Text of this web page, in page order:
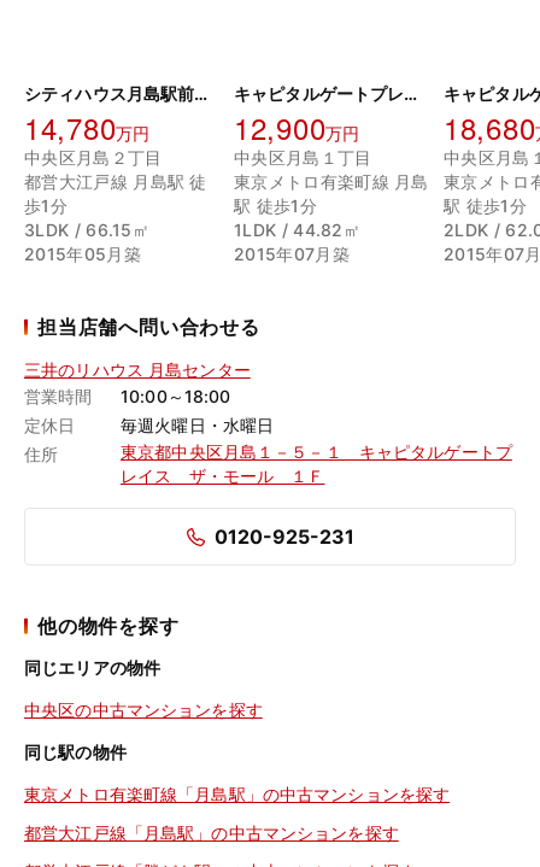
シティハウス月島駅前レジデンスコート
14,780万円
中央区月島２丁目
都営大江戸線 月島駅 徒
歩1分
3LDK / 66.15㎡
2015年05月築
キャピタルゲートプレイスザ・タワー
12,900万円
中央区月島１丁目
東京メトロ有楽町線 月島
駅 徒歩1分
1LDK / 44.82㎡
2015年07月築
18,680
中央区月島
東京メトロ
駅 徒歩1分
2LDK /
2015年07
担当店舗へ問い合わせる
三井のリハウス 月島センター
営業時間
10:00～18:00
定休日
毎週火曜日・水曜日
住所
東京都中央区月島１－５－１ キャピタルゲートプ
レイス ザ・モール １Ｆ
0120-925-231
他の物件を探す
同じエリアの物件
中央区の中古マンションを探す
同じ駅の物件
東京メトロ有楽町線「月島駅」の中古マンションを探す
都営大江戸線「月島駅」の中古マンションを探す